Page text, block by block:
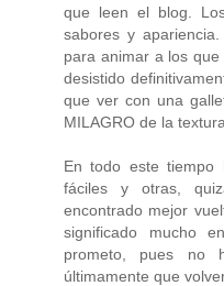
que leen el blog.
sabores y
para animar a los
desistido
que ver con una
MILAGRO de la textura.
En todo este tiempo
fáciles y otras,
encontrado mejor
significado mucho
prometo, pues no
últimamente que